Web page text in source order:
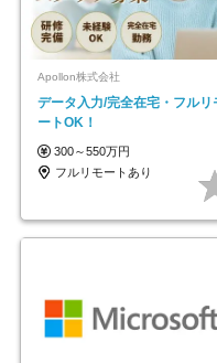
Apollon株式会社
データ入力/完全在宅・フルリ
ートOK！
300～550万円
フルリモートあり